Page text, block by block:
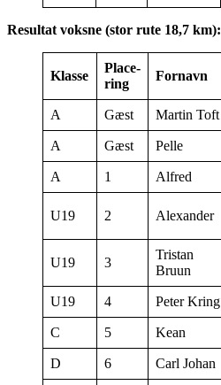
Resultat voksne (stor rute 18,7 km):
Klasse
Place-
ring
Fornavn
A Gæst Martin Toft
A Gæst Pelle
A 1 Alfred
U19 2 Alexander
U19 3
Tristan
Bruun
U19 4 Peter Kring
C 5 Kean
D 6 Carl Johan